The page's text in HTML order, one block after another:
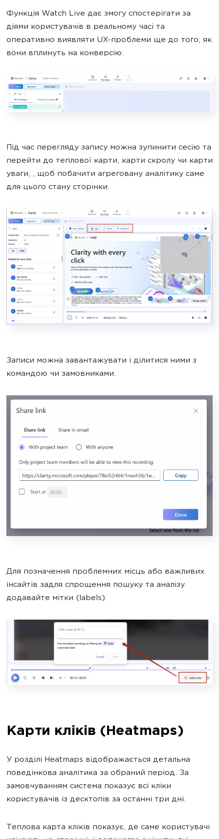
Функція Watch Live дає змогу спостерігати за
діями користувачів в реальному часі та
оперативно виявляти UX-проблеми ще до того, як
вони вплинуть на конверсію.
Під час перегляду запису можна зупинити сесію та
перейти до теплової карти, карти скролу чи карти
уваги, , щоб побачити агреговану аналітику саме
для цього стану сторінки.
Записи можна завантажувати і ділитися ними з
командою чи замовниками.
Для позначення проблемних місць або важливих
інсайтів задля спрощення пошуку та аналізу
додавайте мітки (labels).
Карти кліків (Heatmaps)
У розділі Heatmaps відображається детальна
поведінкова аналітика за обраний період. За
замовчуванням система показує всі кліки
користувачів із десктопів за останні три дні.
Теплова карта кліків показує, де саме користувачі